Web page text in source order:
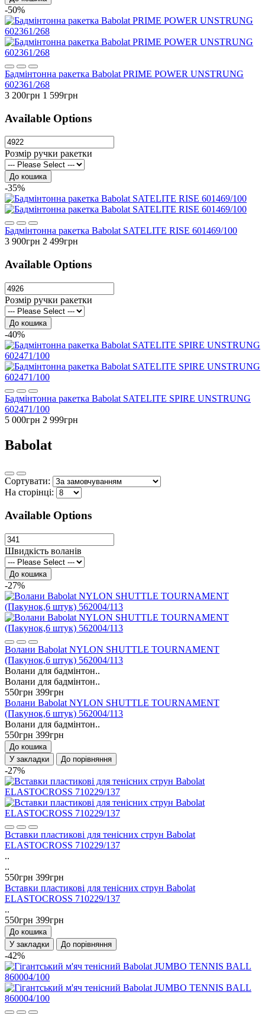
-50%
Бадмінтонна ракетка Babolat PRIME POWER UNSTRUNG
602361/268
3 200грн 1 599грн
Available Options
Розмір ручки ракетки
До кошика
-35%
Бадмінтонна ракетка Babolat SATELITE RISE 601469/100
3 900грн 2 499грн
Available Options
Розмір ручки ракетки
До кошика
-40%
Бадмінтонна ракетка Babolat SATELITE SPIRE UNSTRUNG
602471/100
5 000грн 2 999грн
Babolat
Сортувати:
На сторінці:
Available Options
Швидкість воланів
До кошика
-27%
Волани Babolat NYLON SHUTTLE TOURNAMENT
(Пакунок,6 штук) 562004/113
Волани для бадмінтон..
Волани для бадмінтон..
550грн 399грн
Волани Babolat NYLON SHUTTLE TOURNAMENT
(Пакунок,6 штук) 562004/113
Волани для бадмінтон..
550грн 399грн
До кошика
У закладки
До порівняння
-27%
Вставки пластикові для тенісних струн Babolat
ELASTOCROSS 710229/137
..
..
550грн 399грн
Вставки пластикові для тенісних струн Babolat
ELASTOCROSS 710229/137
..
550грн 399грн
До кошика
У закладки
До порівняння
-42%